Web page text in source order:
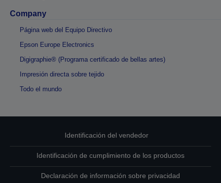
Company
Página web del Equipo Directivo
Epson Europe Electronics
Digigraphie® (Programa certificado de bellas artes)
Impresión directa sobre tejido
Todo el mundo
Identificación del vendedor
Identificación de cumplimiento de los productos
Declaración de información sobre privacidad